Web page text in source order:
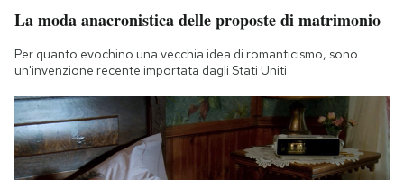
La moda anacronistica delle proposte di matrimonio
Per quanto evochino una vecchia idea di romanticismo, sono
un'invenzione recente importata dagli Stati Uniti